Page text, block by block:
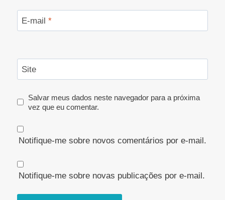
E-mail *
Site
Salvar meus dados neste navegador para a próxima
vez que eu comentar.
Notifique-me sobre novos comentários por e-mail.
Notifique-me sobre novas publicações por e-mail.